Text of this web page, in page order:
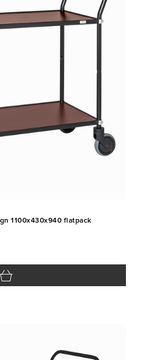
1100x430x940 flatpack